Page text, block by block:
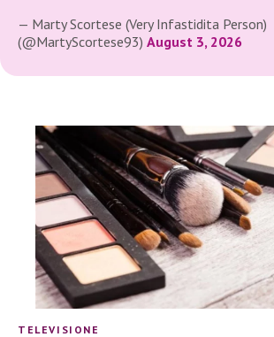
— Marty Scortese (Very Infastidita Person)
(@MartyScortese93) August 3, 2026
TELEVISIONE